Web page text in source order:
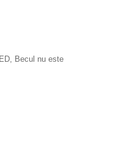
Becul nu este